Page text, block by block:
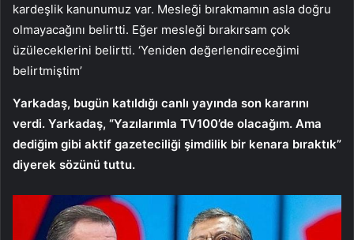
kardeşlik kanunumuz var. Mesleği bırakmamın asla doğru
olmayacağını belirtti. Eğer mesleği bırakırsam çok
üzüleceklerini belirtti. ‘Yeniden değerlendireceğimi
belirtmiştim’
Yarkadaş, bugün katıldığı canlı yayında son kararını
verdi. Yarkadaş, “Yazılarımla TV100’de olacağım. Ama
dediğim gibi aktif gazeteciliği şimdilik bir kenara bıraktık”
diyerek sözünü tuttu.